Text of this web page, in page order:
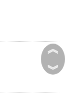
︽
︾